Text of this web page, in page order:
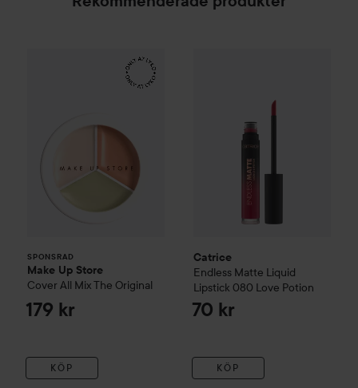
SPONSRAD
Make Up Store
Cover All MixThe Original
179 kr
KÖP
Make Up Store
Catrice
Endless Matte Liquid
Lipstick 080 Love Potion
70 kr
KÖP